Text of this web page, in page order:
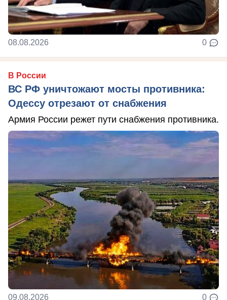
08.08.2026 0
В России
ВС РФ уничтожают мосты противника:
Одессу отрезают от снабжения
Армия России режет пути снабжения противника.
09.08.2026 0